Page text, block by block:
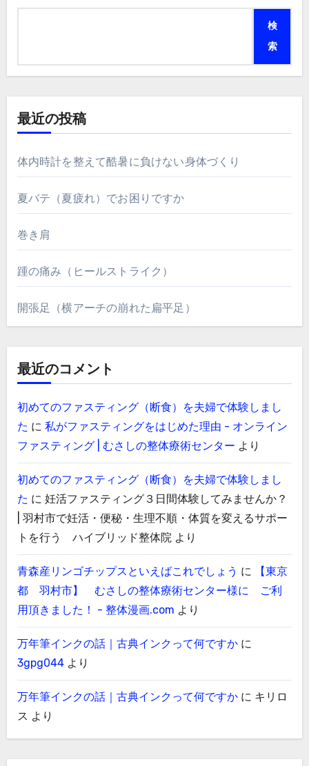
検
索
最近の投稿
体内時計を整えて酷暑に負けない身体づくり
夏バテ（夏疲れ）でお困りですか
巻き肩
踵の痛み（ヒールストライク）
開張足（横アーチの崩れた扁平足）
最近のコメント
初めてのファスティング（断食）を夫婦で体験しまし
た に 私がファスティングをはじめた理由 - オンライン
ファスティング | むさしの整体療術センター より
初めてのファスティング（断食）を夫婦で体験しまし
た に 妊活ファスティング３日間体験してみませんか？
| 羽村市で妊活・便秘・生理不順・体質を変えるサポー
トを行う ハイブリッド整体院より
青森産リンゴチップスといえばこれでしょう に
【東京
都 羽村市】 むさしの整体療術センター様に ご利
用頂きました！ - 整体漫画.com より
万年筆インクの話｜古典インクって何ですかに
3gpg044より
万年筆インクの話｜古典インクって何ですかに キリロ
ス より